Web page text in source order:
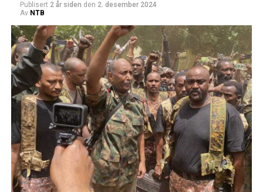
Publisert 2 år siden den 2. desember 2024
Av NTB